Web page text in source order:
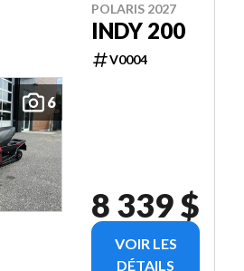
6
POLARIS 2027
INDY 200
V0004
8 339 $
VOIR LES
DÉTAILS